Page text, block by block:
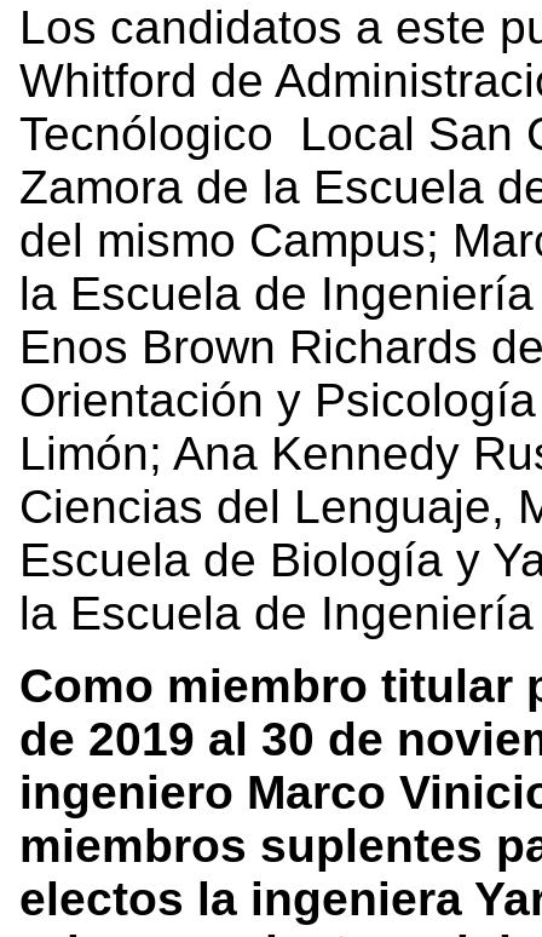
Los candidatos a este
Whitford de
Tecnólogico Local San
Zamora de la Escuela
del mismo Campus;
la Escuela de
Enos Brown Richards
Orientación y
Limón; Ana Kennedy
Ciencias del Lenguaje,
Escuela de Biología y
la Escuela de
Como miembro titular
de 2019 al 30 de
ingeniero Marco
miembros suplentes
electos la ingeniera